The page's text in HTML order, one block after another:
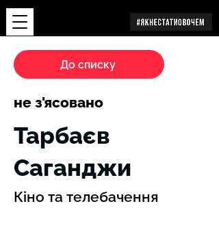
До списку
не з'ясовано
Кіно та телебачення
Тарбаєв
Саганджи